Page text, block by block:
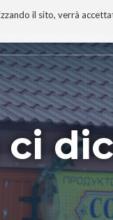
il sito, verrà